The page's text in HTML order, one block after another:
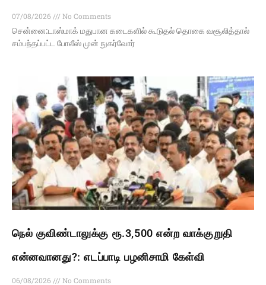
07/08/2026
No Comments
சென்னை:டாஸ்மாக் மதுபான கடைகளில் கூடுதல் தொகை வசூலித்தால்
சம்பந்தப்பட்ட போலீஸ் முன் நுகர்வோர்
நெல் குவிண்டாலுக்கு ரூ.3,500 என்ற வாக்குறுதி
என்னவானது?: எடப்பாடி பழனிசாமி கேள்வி
06/08/2026 No Comments